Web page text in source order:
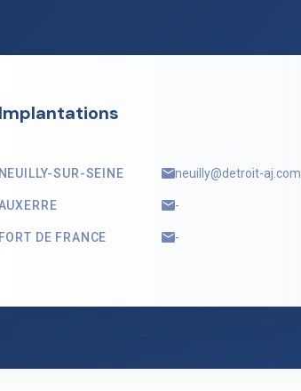
Implantations
NEUILLY-SUR-SEINE neuilly@detroit-aj.com
-
FORT DE FRANCE -